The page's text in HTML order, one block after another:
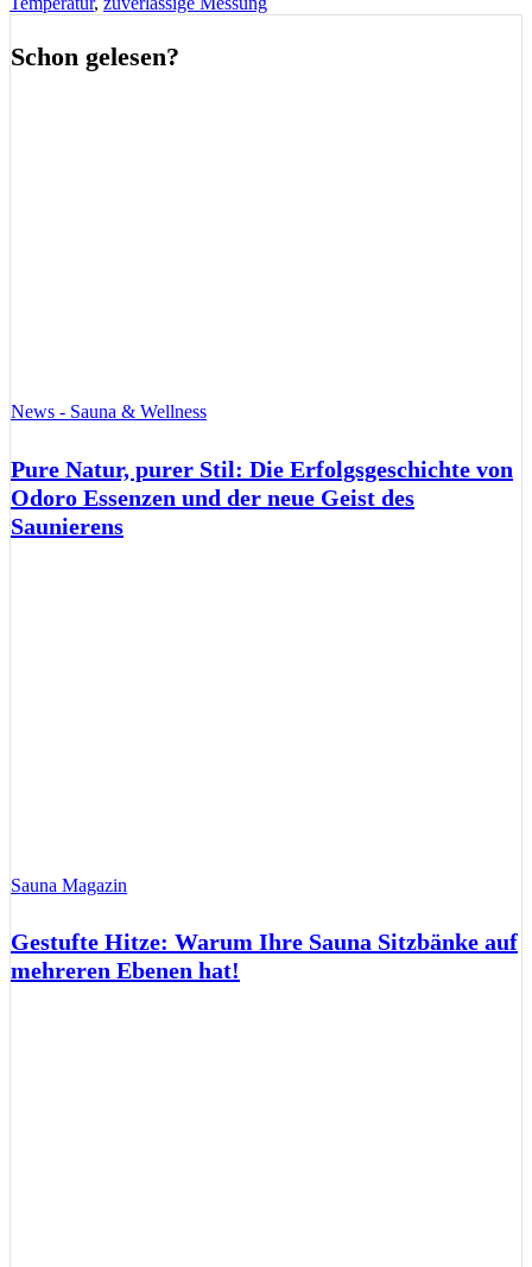
Schon gelesen?
News - Sauna & Wellness
Pure Natur, purer Stil: Die Erfolgsgeschichte von
Odoro Essenzen und der neue Geist des
Saunierens
Sauna Magazin
Gestufte Hitze: Warum Ihre Sauna Sitzbänke auf
mehreren Ebenen hat!